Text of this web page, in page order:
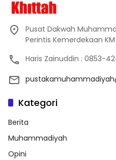
Pusat Dakwah
Perintis Kemerdekaan
Haris Zainuddin : 0853-
Kategori
Berita
Muhammadiyah
Opini